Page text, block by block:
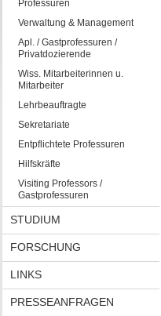
Professuren
Verwaltung & Management
Apl. / Gastprofessuren /
Privatdozierende
Wiss. Mitarbeiterinnen u.
Mitarbeiter
Lehrbeauftragte
Sekretariate
Entpflichtete Professuren
Hilfskräfte
Visiting Professors /
Gastprofessuren
STUDIUM
FORSCHUNG
LINKS
PRESSEANFRAGEN